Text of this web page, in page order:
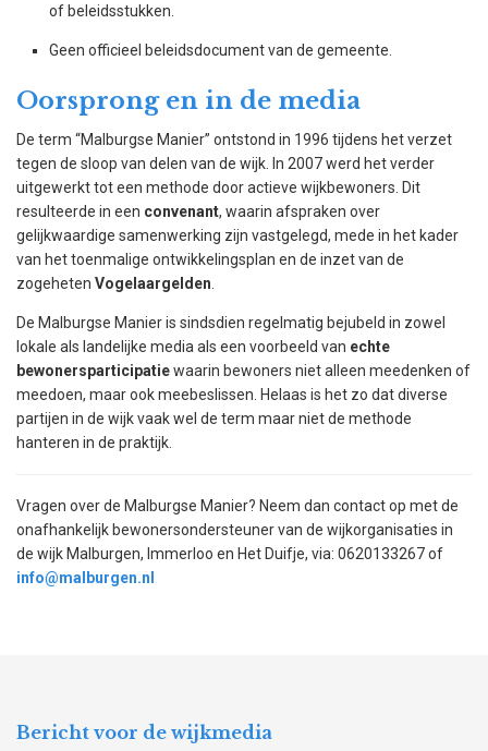
of beleidsstukken.
Geen officieel beleidsdocument van de gemeente.
Oorsprong en in de media
De term “Malburgse Manier” ontstond in 1996 tijdens het verzet
tegen de sloop van delen van de wijk. In 2007 werd het verder
uitgewerkt tot een methode door actieve wijkbewoners. Dit
resulteerde in een convenant, waarin afspraken over
gelijkwaardige samenwerking zijn vastgelegd, mede in het kader
van het toenmalige ontwikkelingsplan en de inzet van de
zogeheten Vogelaargelden
De Malburgse Manier is sindsdien regelmatig bejubeld in zowel
lokale als landelijke media als een voorbeeld van echte
bewonersparticipatiewaarin bewoners niet alleen meedenken of
meedoen, maar ook meebeslissen. Helaas is het zo dat diverse
partijen in de wijk vaak wel de term maar niet de methode
hanteren in de praktijk.
Vragen over de Malburgse Manier? Neem dan contact op met de
onafhankelijk bewonersondersteuner van de wijkorganisaties in
de wijk Malburgen, Immerloo en Het Duifje, via: 0620133267 of
info@malburgen.nl
Bericht voor de wijkmedia